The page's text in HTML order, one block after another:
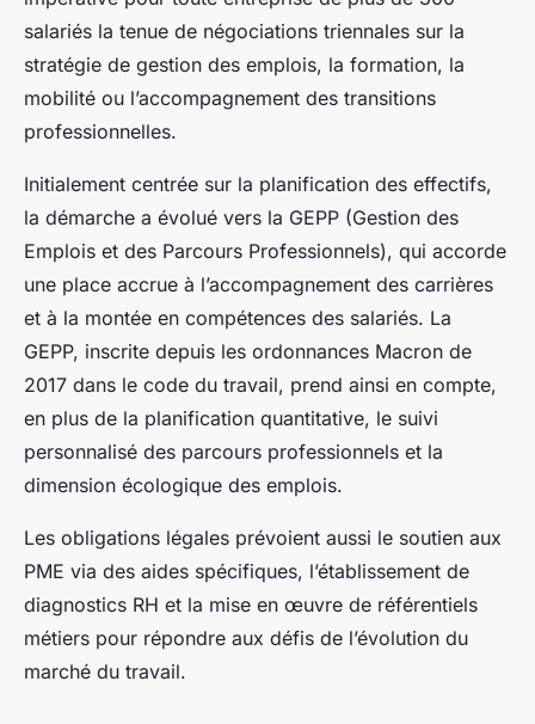
salariés la tenue de négociations triennales sur la
stratégie de gestion des emplois, la formation, la
mobilité ou l’accompagnement des transitions
professionnelles.
Initialement centrée sur la planification des effectifs,
la démarche a évolué vers la GEPP (Gestion des
Emplois et des Parcours Professionnels), qui accorde
une place accrue à l’accompagnement des carrières
et à la montée en compétences des salariés. La
GEPP, inscrite depuis les ordonnances Macron de
2017 dans le code du travail, prend ainsi en compte,
en plus de la planification quantitative, le suivi
personnalisé des parcours professionnels et la
dimension écologique des emplois.
Les obligations légales prévoient aussi le soutien aux
PME via des aides spécifiques, l’établissement de
diagnostics RH et la mise en œuvre de référentiels
métiers pour répondre aux défis de l’évolution du
marché du travail.